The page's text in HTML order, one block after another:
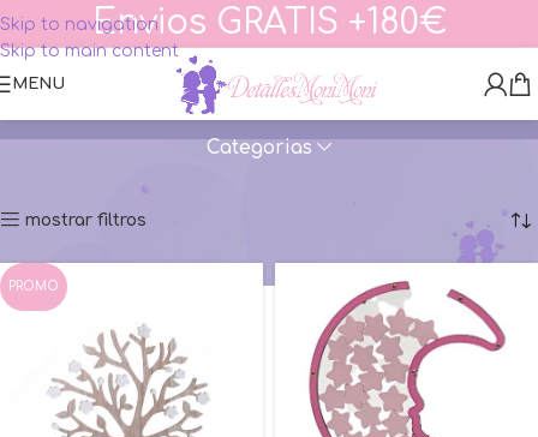
Skip to navigation
Skip to main content
Envios GRATIS +180€
MENU
Categorias
mostrar filtros
PROMO